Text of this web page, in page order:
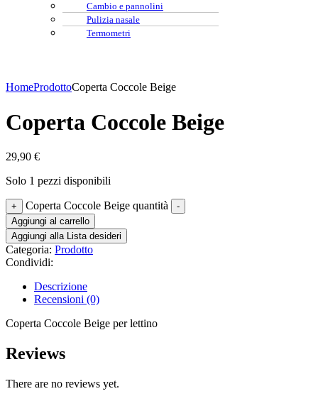
Cambio e pannolini
Pulizia nasale
Termometri
HomeProdottoCoperta Coccole Beige
Coperta Coccole Beige
29,90 €
Solo 1 pezzi disponibili
+ Coperta Coccole Beige quantità
-
Aggiungi al carrello
Aggiungi alla Lista desideri
Categoria: Prodotto
Condividi:
Descrizione
Recensioni (0)
Coperta Coccole Beige per lettino
Reviews
There are no reviews yet.